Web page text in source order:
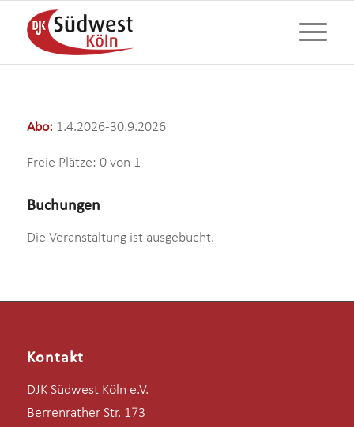
Abo: 1.4.2026-30.9.2026
Freie Plätze: 0 von 1
Buchungen
Die Veranstaltung ist ausgebucht.
Kontakt
DJK Südwest Köln e.V.
Berrenrather Str. 173